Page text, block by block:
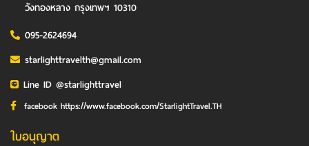
วังทองหลาง กรุงเทพฯ 10310
095-2624694
starlighttravelth@gmail.com
Line ID @starlighttravel
facebook https://www.facebook.com/StarlightTravel.TH
ใบอนุญาต